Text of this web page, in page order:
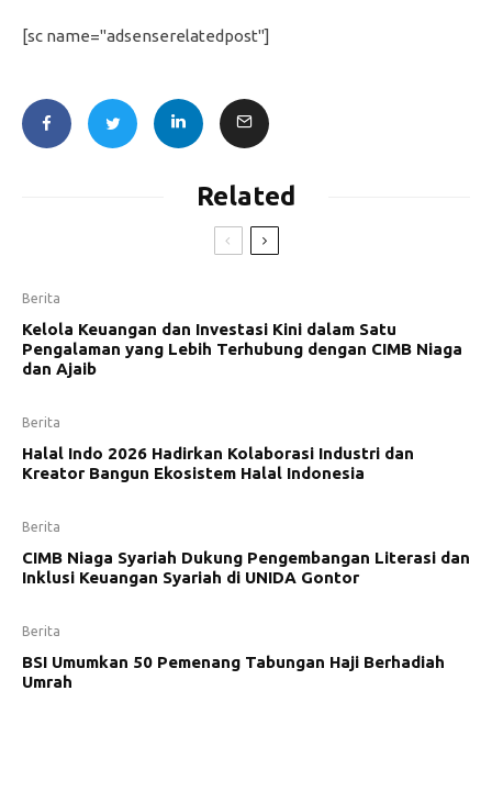
[sc name="adsenserelatedpost"]
Related
Berita
Kelola Keuangan dan Investasi Kini dalam Satu
Pengalaman yang Lebih Terhubung dengan CIMB Niaga
dan Ajaib
Berita
Halal Indo 2026 Hadirkan Kolaborasi Industri dan
Kreator Bangun Ekosistem Halal Indonesia
Berita
CIMB Niaga Syariah Dukung Pengembangan Literasi dan
Inklusi Keuangan Syariah di UNIDA Gontor
Berita
BSI Umumkan 50 Pemenang Tabungan Haji Berhadiah
Umrah